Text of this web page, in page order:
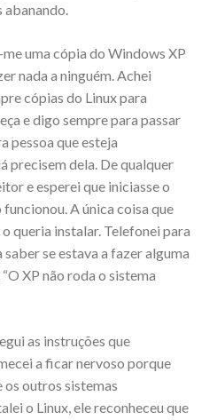
abanando.
uma cópia do Windows XP
nada a ninguém. Achei
cópias do Linux para
e digo sempre para passar
pessoa que esteja
precisem dela. De qualquer
e esperei que iniciasse o
funcionou. A única coisa que
queria instalar. Telefonei para
se estava a fazer alguma
XP não roda o sistema
as instruções que
a ficar nervoso porque
os outros sistemas
o Linux, ele reconheceu que